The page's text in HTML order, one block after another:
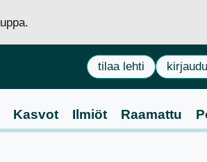
tilaa lehti kirjaudu
Kasvot Ilmiöt Raamattu